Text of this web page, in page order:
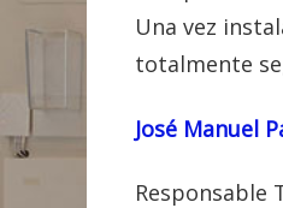
Una vez
totalmente
José Manuel
Responsable